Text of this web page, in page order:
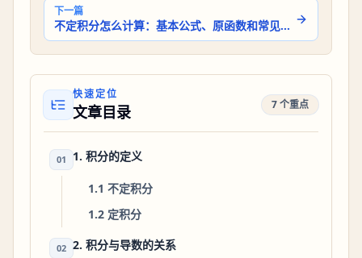
下一篇
不定积分怎么计算：基本公式、原函数和常见例题
快速定位
文章目录 7 个重点
01 1. 积分的定义
1.1 不定积分
1.2 定积分
02 2. 积分与导数的关系